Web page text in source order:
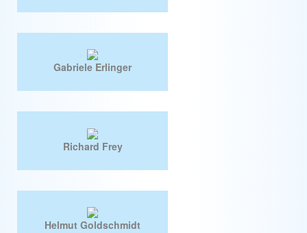
Gabriele Erlinger
Richard Frey
Helmut Goldschmidt